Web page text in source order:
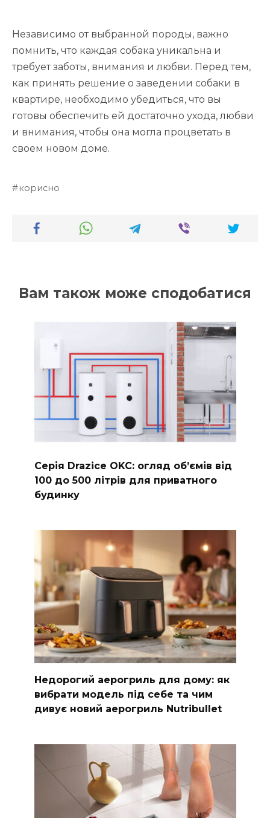
Независимо от выбранной породы, важно
помнить, что каждая собака уникальна и
требует заботы, внимания и любви. Перед тем,
как принять решение о заведении собаки в
квартире, необходимо убедиться, что вы
готовы обеспечить ей достаточно ухода, любви
и внимания, чтобы она могла процветать в
своем новом доме.
корисно
Вам також може сподобатися
Серія Drazice OKC: огляд обʼємів від
100 до 500 літрів для приватного
будинку
Недорогий аерогриль для дому: як
вибрати модель під себе та чим
дивує новий аерогриль Nutribullet